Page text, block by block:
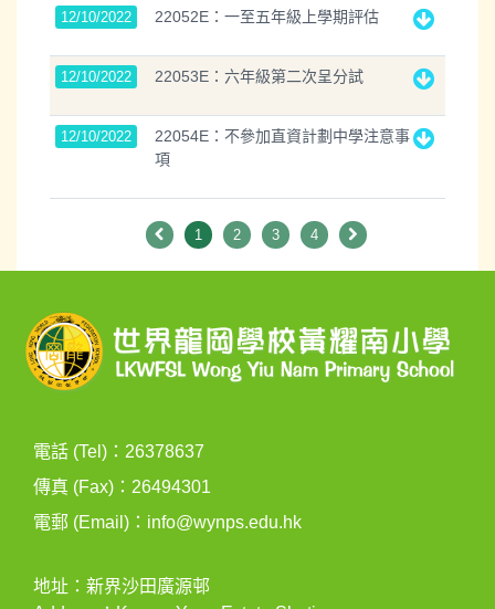
12/10/2022 22052E：一至五年級上學期評估
12/10/2022 22053E：六年級第二次呈分試
12/10/2022
22054E：不參加直資計劃中學注意事
項
1 2 3 4
電話 (Tel)：26378637
傳真 (Fax)：26494301
電郵 (Email)： info@wynps.edu.hk
地址：新界沙田廣源邨